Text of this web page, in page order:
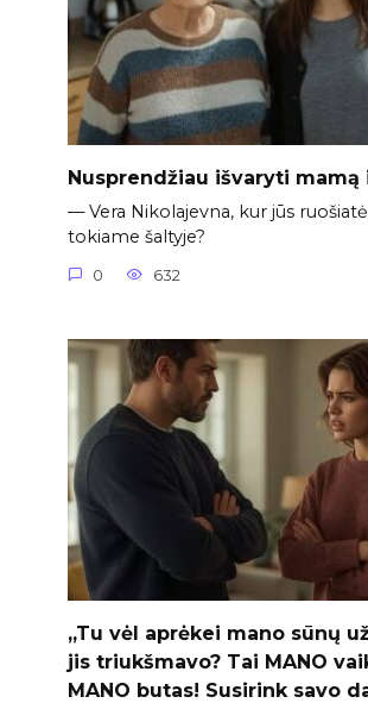
Nusprendžiau išvaryti mamą
— Vera Nikolajevna, kur jūs
tokiame šaltyje?
0 632
„Tu vėl aprėkei mano sūnų
jis triukšmavo? Tai MANO
MANO butas! Susirink savo